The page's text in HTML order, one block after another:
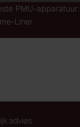
PMU-
Liner
advies